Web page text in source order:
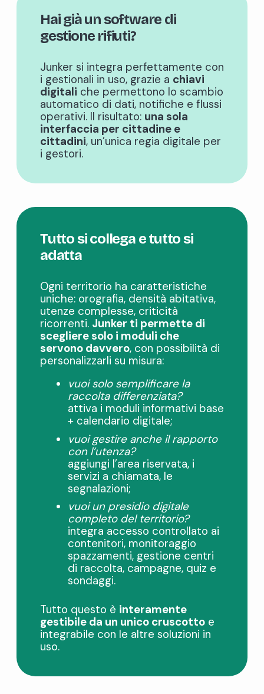
Hai già un software di
gestione rifiuti?
Junker si integra perfettamente con
i gestionali in uso, grazie a chiavi
digitali che permettono lo scambio
automatico di dati, notifiche e flussi
operativi. Il risultato: una sola
interfaccia per cittadine e
cittadini, un’unica regia digitale per
i gestori.
Tutto si collega e tutto si
adatta
Ogni territorio ha caratteristiche
uniche: orografia, densità abitativa,
utenze complesse, criticità
ricorrenti. Junker ti permette di
scegliere solo i moduli che
servono davvero, con possibilità di
personalizzarli su misura:
vuoi solo semplificare la
raccolta differenziata?
attiva i moduli informativi base
+ calendario digitale;
vuoi gestire anche il rapporto
con l’utenza?
aggiungi l’area riservata, i
servizi a chiamata, le
segnalazioni;
vuoi un presidio digitale
completo del territorio?
integra accesso controllato ai
contenitori, monitoraggio
spazzamenti, gestione centri
di raccolta, campagne, quiz e
sondaggi.
Tutto questo è interamente
gestibile da un unico cruscotto e
integrabile con le altre soluzioni in
uso.